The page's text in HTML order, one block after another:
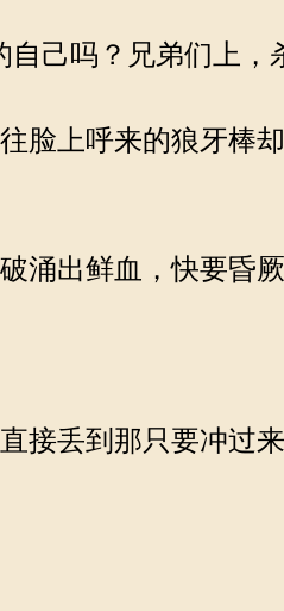
己吗？兄弟们上，
上呼来的狼牙棒
出鲜血，快要昏
丢到那只要冲过